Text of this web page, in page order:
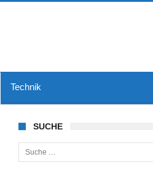
Technik
SUCHE
Suche nach: